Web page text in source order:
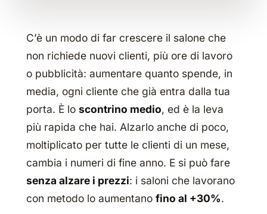
C’è un modo di far crescere il salone che
non richiede nuovi clienti, più ore di lavoro
o pubblicità: aumentare quanto spende, in
media, ogni cliente che già entra dalla tua
porta. È lo scontrino medio, ed è la leva
più rapida che hai. Alzarlo anche di poco,
moltiplicato per tutte le clienti di un mese,
cambia i numeri di fine anno. E si può fare
senza alzare i prezzi: i saloni che lavorano
con metodo lo aumentano fino al +30%.